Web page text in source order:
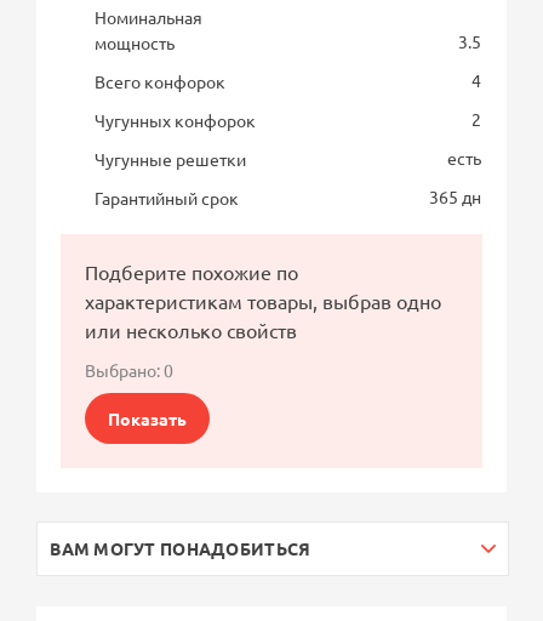
Номинальная
мощность
3.5
Всего конфорок
4
Чугунных конфорок
2
Чугунные решетки
есть
Гарантийный срок
365 дн
Подберите похожие по
характеристикам товары, выбрав одно
или несколько свойств
Выбрано:0
Показать
ВАМ МОГУТ ПОНАДОБИТЬСЯ